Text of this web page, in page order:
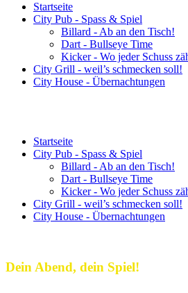
Startseite
City Pub - Spass & Spiel
Billard - Ab an den Tisch!
Dart - Bullseye Time
Kicker - Wo jeder Schuss
City Grill - weil’s schmecken soll!
City House - Übernachtungen
Startseite
City Pub - Spass & Spiel
Billard - Ab an den Tisch!
Dart - Bullseye Time
Kicker - Wo jeder Schuss
City Grill - weil’s schmecken soll!
City House - Übernachtungen
Dein Abend, dein Spiel!